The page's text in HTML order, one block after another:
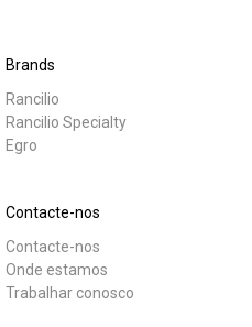
Brands
Rancilio
Rancilio Specialty
Egro
Contacte-nos
Contacte-nos
Onde estamos
Trabalhar conosco